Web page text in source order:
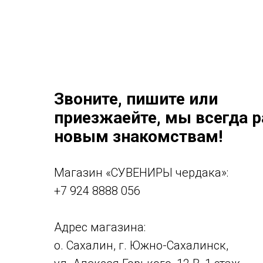
Звоните, пишите или
приезжаейте, мы всегда
новым знакомствам!
Магазин «СУВЕНИРЫ чердака»:
+7 924 8888 056
Адрес магазина:
о. Сахалин, г. Южно-Сахалинск,